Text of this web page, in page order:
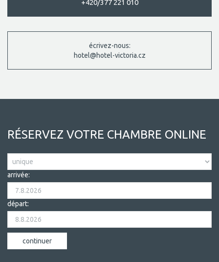
+420/377 221 010
écrivez-nous:
hotel@hotel-victoria.cz
RÉSERVEZ VOTRE CHAMBRE ONLINE
arrivée:
départ: